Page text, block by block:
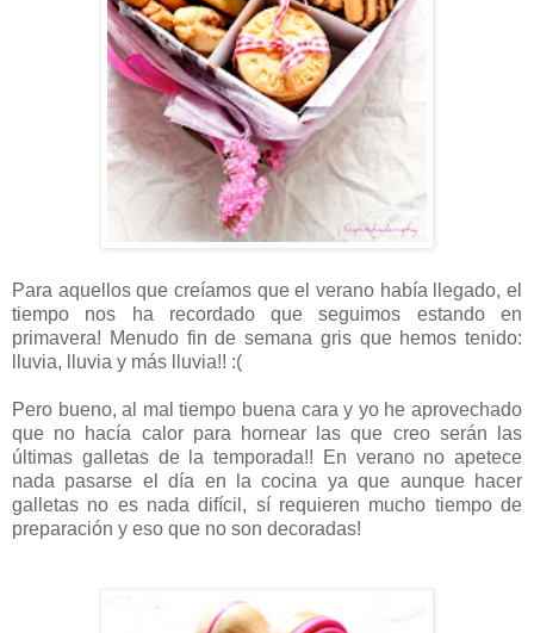
Para aquellos que creíamos que el verano había llegado, el
tiempo nos ha recordado que seguimos estando en
primavera! Menudo fin de semana gris que hemos tenido:
lluvia, lluvia y más lluvia!! :(
Pero bueno, al mal tiempo buena cara y yo he aprovechado
que no hacía calor para hornear las que creo serán las
últimas galletas de la temporada!! En verano no apetece
nada pasarse el día en la cocina ya que aunque hacer
galletas no es nada difícil, sí requieren mucho tiempo de
preparación y eso que no son decoradas!